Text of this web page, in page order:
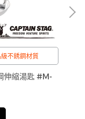
折疊收納設計 食品級不銹鋼材質
伸縮湯匙 #M-